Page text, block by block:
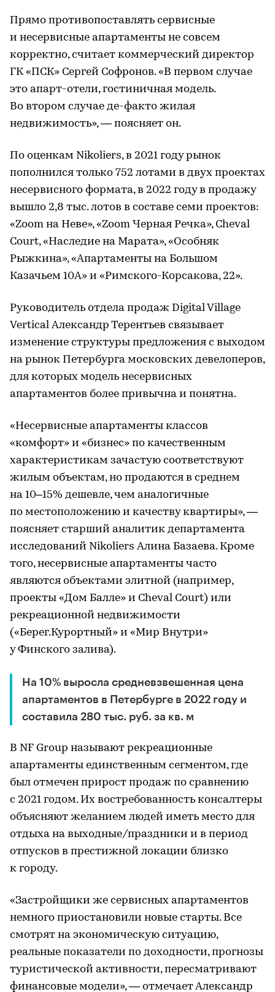
Прямо противопоставлять сервисные
и несервисные апартаменты не совсем
корректно, считает коммерческий директор
ГК «ПСК» Сергей Софронов. «В первом случае
это апарт-отели, гостиничная модель.
Во втором случае де-факто жилая
недвижимость», — поясняет он.
По оценкам Nikoliers, в 2021 году рынок
пополнился только 752 лотами в двух проектах
несервисного формата, в 2022 году в продажу
вышло 2,8 тыс. лотов в составе семи проектов:
«Zoom на Неве», «Zoom Черная Речка», Cheval
Court, «Наследие на Марата», «Особняк
Рыжкина», «Апартаменты на Большом
Казачьем 10А» и «Римского-Корсакова, 22».
Руководитель отдела продаж Digital Village
Vertical Александр Терентьев связывает
изменение структуры предложения с выходом
на рынок Петербурга московских девелоперов,
для которых модель несервисных
апартаментов более привычна и понятна.
«Несервисные апартаменты классов
«комфорт» и «бизнес» по качественным
характеристикам зачастую соответствуют
жилым объектам, но продаются в среднем
на 10–15% дешевле, чем аналогичные
по местоположению и качеству квартиры», —
поясняет старший аналитик департамента
исследований Nikoliers Алина Базаева. Кроме
того, несервисные апартаменты часто
являются объектами элитной (например,
проекты «Дом Балле» и Cheval Court) или
рекреационной недвижимости
(«Берег.Курортный» и «Мир Внутри»
у Финского залива).
На 10% выросла средневзвешенная цена
апартаментов в Петербурге в 2022 году и
составила 280 тыс. руб. за кв. м
В NF Group называют рекреационные
апартаменты единственным сегментом, где
был отмечен прирост продаж по сравнению
с 2021 годом. Их востребованность консалтеры
объясняют желанием людей иметь место для
отдыха на выходные/праздники и в период
отпусков в престижной локации близко
к городу.
«Застройщики же сервисных апартаментов
немного приостановили новые старты. Все
смотрят на экономическую ситуацию,
реальные показатели по доходности, прогнозы
туристической активности, пересматривают
финансовые модели», — отмечает Александр